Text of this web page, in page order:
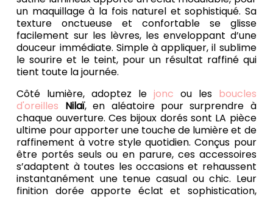
un maquillage à la fois naturel et sophistiqué. Sa
texture onctueuse et confortable se glisse
facilement sur les lèvres, les enveloppant d’une
douceur immédiate. Simple à appliquer, il sublime
le sourire et le teint, pour un résultat raffiné qui
tient toute la journée.
Côté lumière, adoptez le jonc ou les boucles
d'oreilles Nilaï, en aléatoire pour surprendre à
chaque ouverture. Ces bijoux dorés sont LA pièce
ultime pour apporter une touche de lumière et de
raffinement à votre style quotidien. Conçus pour
être portés seuls ou en parure, ces accessoires
s’adaptent à toutes les occasions et rehaussent
instantanément une tenue casual ou chic. Leur
finition dorée apporte éclat et sophistication,